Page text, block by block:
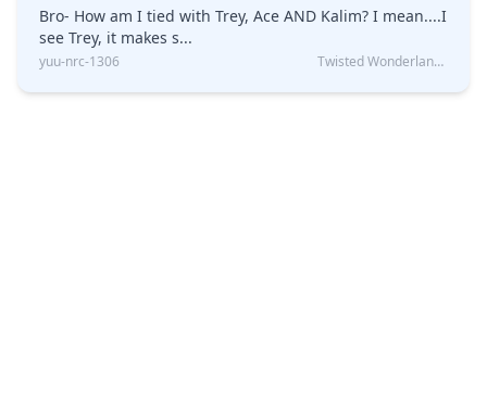
Bro- How am I tied with Trey, Ace AND Kalim? I mean....I
see Trey, it makes s...
yuu-nrc-1306 Twisted Wonderland Kin Quiz